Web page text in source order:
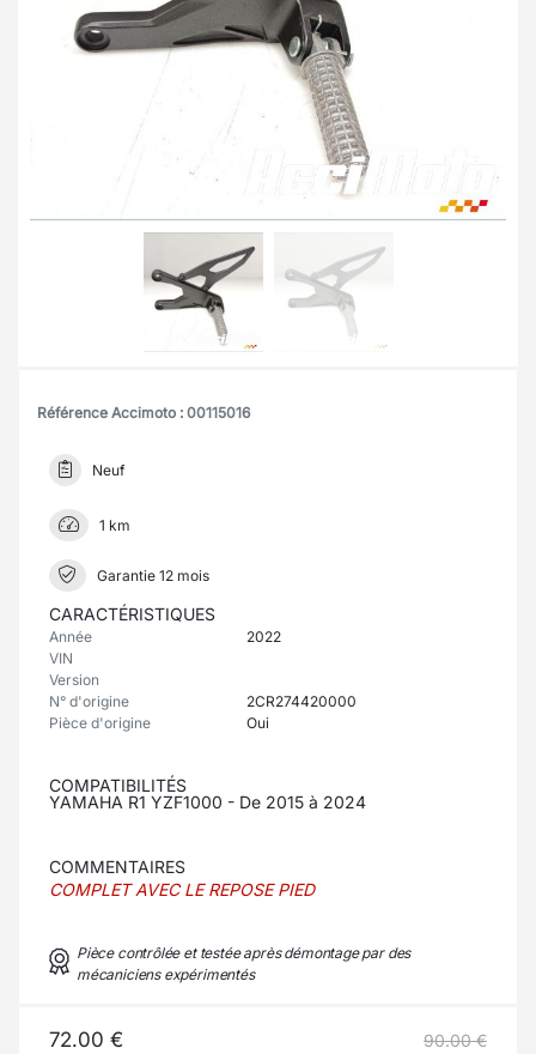
Référence Accimoto : 00115016
Neuf
1 km
Garantie 12 mois
CARACTÉRISTIQUES
Année
2022
VIN
Version
N° d'origine
2CR274420000
Pièce d'origine
Oui
COMPATIBILITÉS
YAMAHA R1 YZF1000 - De 2015 à 2024
COMMENTAIRES
COMPLET AVEC LE REPOSE PIED
Pièce contrôlée et testée après démontage par des
mécaniciens expérimentés
72.00 € 90.00 €